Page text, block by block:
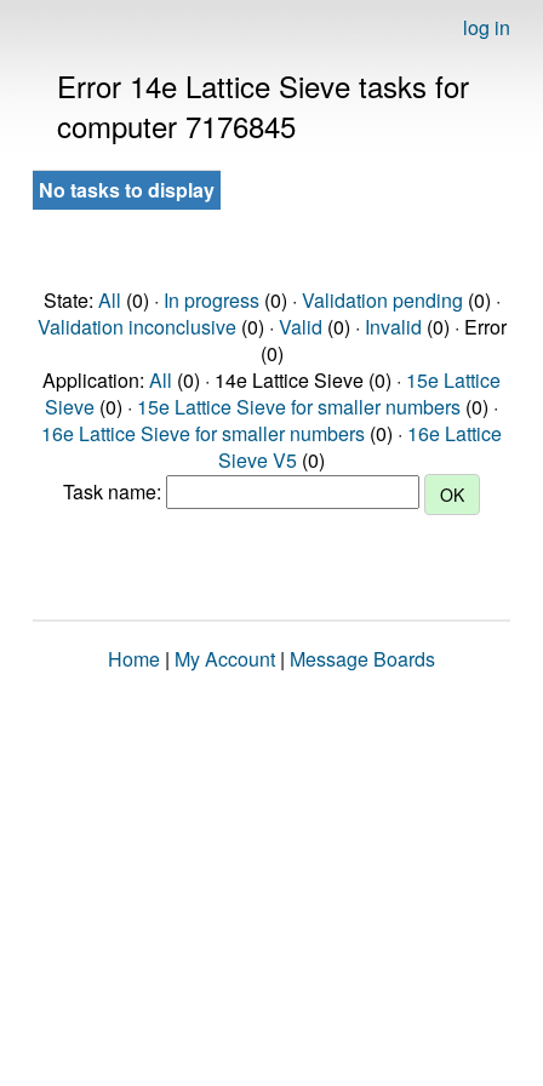
log in
Error 14e Lattice Sieve tasks for
computer 7176845
No tasks to display
State: All (0) · In progress(0) · Validation pending (0) ·
Validation inconclusive(0) · Valid (0) · Invalid (0) · Error
(0)
Application: All (0) · 14e Lattice Sieve (0) · 15e Lattice
Sieve (0) · 15e Lattice Sieve for smaller numbers (0) ·
16e Lattice Sieve for smaller numbers (0) · 16e Lattice
Sieve V5 (0)
Task name:
Home | My Account | Message Boards